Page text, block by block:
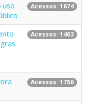
uso
Acessos: 1674
Acessos: 1463
Acessos: 1756